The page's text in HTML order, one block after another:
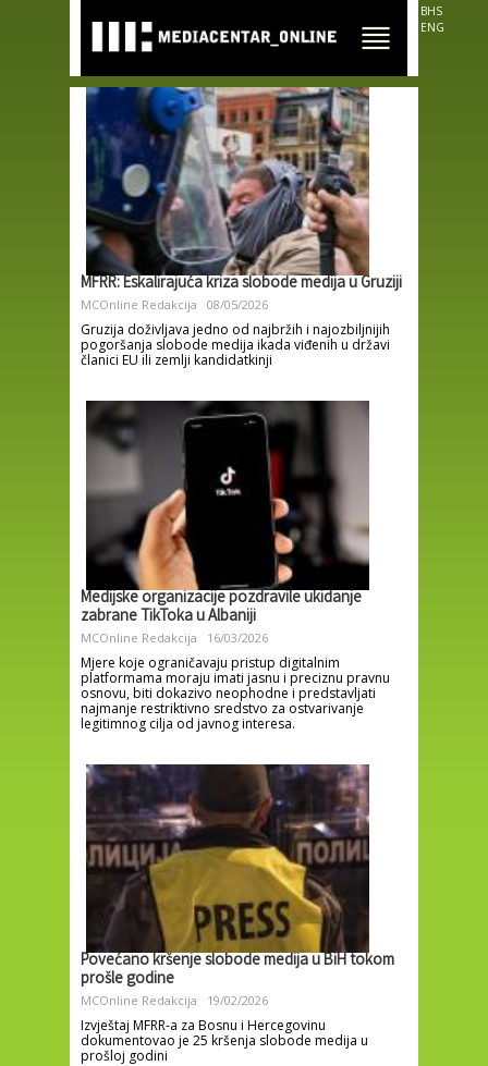
main
content
BHS
ENG
MFRR: Eskalirajuća kriza slobode medija u Gruziji
MCOnline Redakcija 08/05/2026
Gruzija doživljava jedno od najbržih i najozbiljnijih
pogoršanja slobode medija ikada viđenih u državi
članici EU ili zemlji kandidatkinji
Medijske organizacije pozdravile ukidanje
zabrane TikToka u Albaniji
MCOnline Redakcija 16/03/2026
Mjere koje ograničavaju pristup digitalnim
platformama moraju imati jasnu i preciznu pravnu
osnovu, biti dokazivo neophodne i predstavljati
najmanje restriktivno sredstvo za ostvarivanje
legitimnog cilja od javnog interesa.
Povećano kršenje slobode medija u BiH tokom
prošle godine
MCOnline Redakcija 19/02/2026
Izvještaj MFRR-a za Bosnu i Hercegovinu
dokumentovao je 25 kršenja slobode medija u
prošloj godini